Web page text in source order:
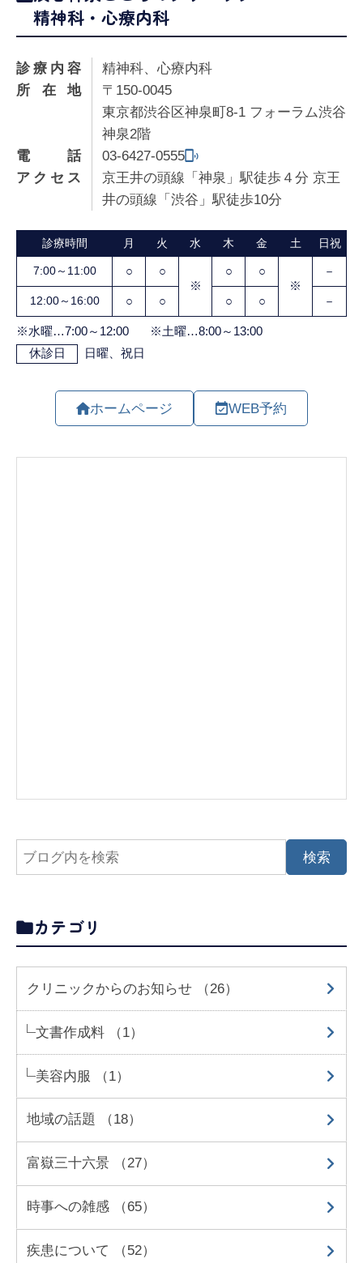
精神科・心療内科
診療内容
精神科、心療内科
所在地
〒150-0045
東京都渋谷区神泉町8-1 フォーラム渋谷
神泉2階
電話
03-6427-0555
アクセス
京王井の頭線「神泉」駅徒歩４分 京王
井の頭線「渋谷」駅徒歩10分
ホームページ WEB予約
カテゴリ
クリニックからのお知らせ （26）
文書作成料 （1）
美容内服 （1）
地域の話題 （18）
富嶽三十六景 （27）
時事への雑感 （65）
疾患について （52）